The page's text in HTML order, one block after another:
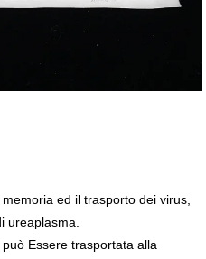
ed il trasporto dei virus,
ureaplasma.
Essere trasportata alla